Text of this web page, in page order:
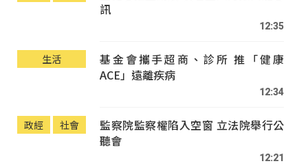
訊
12:35
生活
基金會攜手超商、診所 推「健康
ACE」遠離疾病
12:34
政經 社會
監察院監察權陷入空窗 立法院舉行公
聽會
12:21